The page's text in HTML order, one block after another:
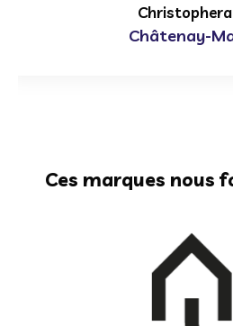
Christophera
Châtenay-
Ces marques nous